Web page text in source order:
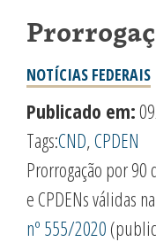
NOTÍCIAS FEDERAIS
Publicado em:
Tags:CND,CPDEN
Prorrogação por 90
e CPDENs válidas
nº 555/2020